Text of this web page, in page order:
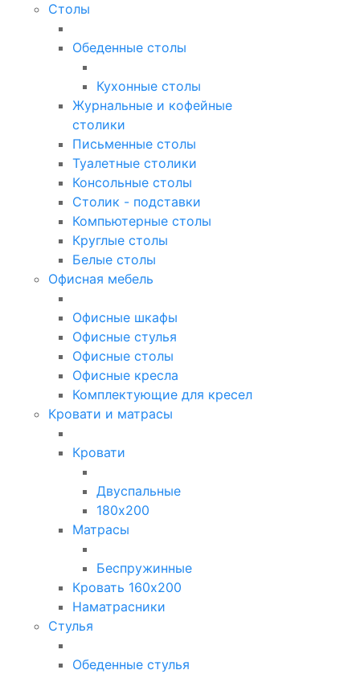
Столы
Обеденные столы
Кухонные столы
Журнальные и кофейные
столики
Письменные столы
Туалетные столики
Консольные столы
Столик - подставки
Компьютерные столы
Круглые столы
Белые столы
Офисная мебель
Офисные шкафы
Офисные стулья
Офисные столы
Офисные кресла
Комплектующие для кресел
Кровати и матрасы
Кровати
Двуспальные
180х200
Матрасы
Беспружинные
Кровать 160х200
Наматрасники
Стулья
Обеденные стулья